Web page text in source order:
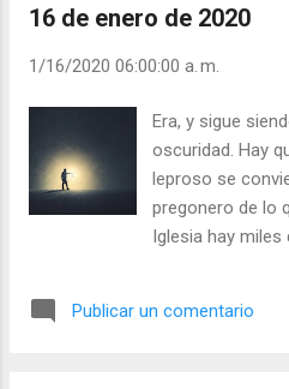
misericordia en
perdón de los
mismo que vendrá
los tiempos. Teresa
pero
“En los santos que
Señor hallaba yo
pareciéndome…que
perdonado, podía
ellos solo una vez
16 de enero de 2020
1/16/2020 06:00:00 a. m.
Era, y sigue
oscuridad. Hay
leproso se
pregonero de lo
Iglesia hay miles
enfermos etc.
Publicar un comentario